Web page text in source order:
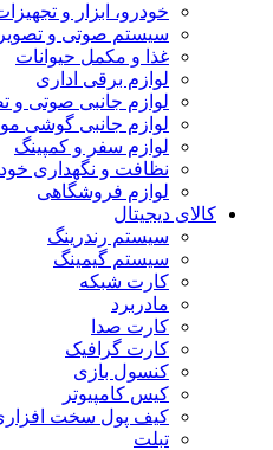
خودرو، ابزار و
سیستم صوتی و
غذا و مکمل حیوانات
لوازم برقی اداری
لوازم جانبی صوتی و
لوازم جانبی گوشی
لوازم سفر و کمپینگ
نظافت و نگهداری
لوازم فروشگاهی
کالای دیجیتال
سیستم رندرینگ
سیستم گیمینگ
کارت شبکه
مادربرد
کارت صدا
کارت گرافیک
کنسول بازی
کیس کامپیوتر
کیف پول سخت
تبلت